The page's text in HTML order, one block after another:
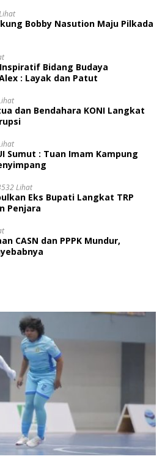
Bobby Nasution Maju Pilkada
Bidang Budaya
: Layak dan Patut
dan Bendahara KONI Langkat
Sumut : Tuan Imam Kampung
Lihat
Eks Bupati Langkat TRP
Penjara
CASN dan PPPK Mundur,